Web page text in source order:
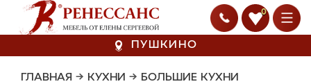
0
ПУШКИНО
ГЛАВНАЯ → КУХНИ → БОЛЬШИЕ КУХНИ